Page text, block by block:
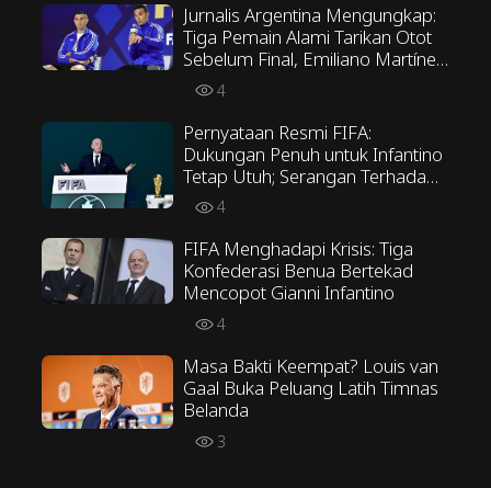
Jurnalis Argentina Mengungkap:
Tiga Pemain Alami Tarikan Otot
Sebelum Final, Emiliano Martínez
Menentang Taktik Scaloni
4
Pernyataan Resmi FIFA:
Dukungan Penuh untuk Infantino
Tetap Utuh; Serangan Terhadap
FIFA Tidak Akan Ditoleransi
4
FIFA Menghadapi Krisis: Tiga
Konfederasi Benua Bertekad
Mencopot Gianni Infantino
4
Masa Bakti Keempat? Louis van
Gaal Buka Peluang Latih Timnas
Belanda
3